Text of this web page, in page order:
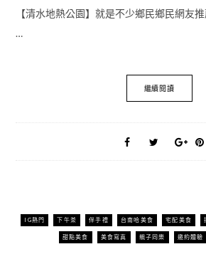
【清水地熱公園】就是不少鄉民鄉民網友
…
繼續閱讀
IG熱門 下午茶 伴手禮 台南哈美食 宅配美食
甜點美食 美食寫真 親子同樂 邀約體驗